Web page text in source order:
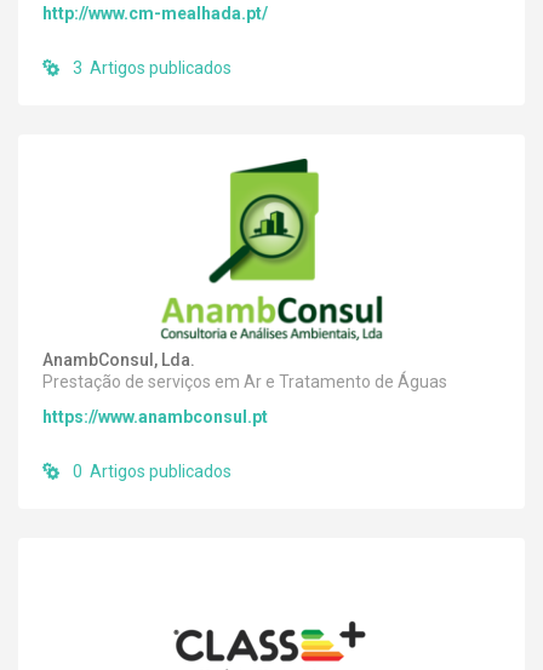
http://www.cm-mealhada.pt/
3 Artigos publicados
AnambConsul, Lda.
Prestação de serviços em Ar e Tratamento de Águas
https://www.anambconsul.pt
0 Artigos publicados